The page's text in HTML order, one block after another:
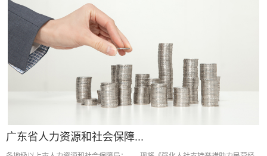
广东省人力资源和社会保障...